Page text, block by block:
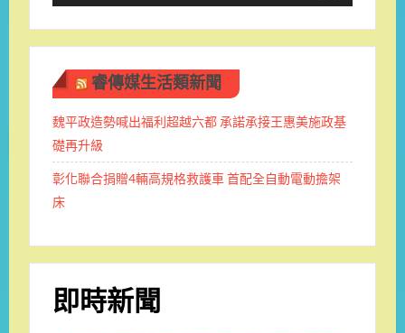
睿傳媒生活類新聞
魏平政造勢喊出福利超越六都 承諾承接王惠美施政基
礎再升級
彰化聯合捐贈4輛高規格救護車 首配全自動電動擔架
床
即時新聞